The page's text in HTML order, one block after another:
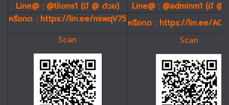
Line@ : @tlions1 (มี @ ด้วย)
Line@ : @adminm1 (มี
หรือกด : https://lin.ee/miwqV75หรือกด : https://lin.ee/
Scan
Scan